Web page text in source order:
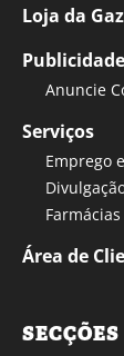
Loja da
Publicidade
Anuncie
Serviços
Emprego
Farmácias
Área de
SECÇÕES